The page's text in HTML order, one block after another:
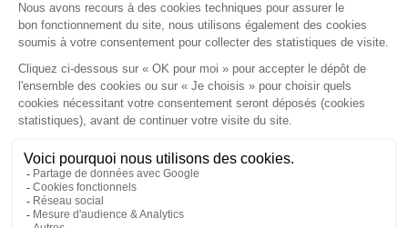
2 bis Avenue de l'Europe
33350 ST MAGNE-DE-CASTILLON
Tél :05 57 55 87 30 - Fax : 05 57 51 73 64
Email :gaucher-piola@gaucher-piola-avocat.fr
NOUS CONTACTER
NOUS LOCALISER